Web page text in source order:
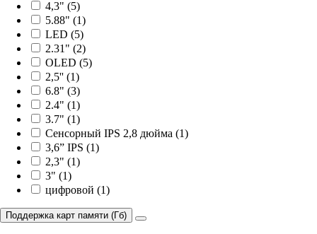
4,3" (5)
5.88" (1)
LED (5)
2.31" (2)
OLED (5)
2,5'' (1)
6.8" (3)
2.4" (1)
3.7" (1)
Сенсорный IPS 2,8 дюйма (1)
3,6” IPS (1)
2,3" (1)
3" (1)
цифровой (1)
Поддержка карт памяти (Гб)